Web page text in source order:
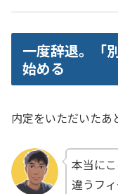
一度辞退。「
始める
内定をいただいたあ
本当に
違うフ